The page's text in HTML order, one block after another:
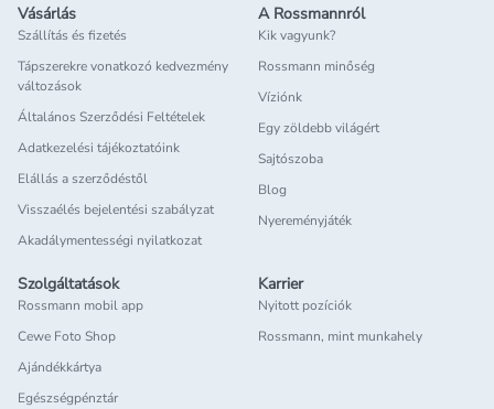
Vásárlás
Szállítás és fizetés
Tápszerekre vonatkozó kedvezmény
változások
Általános Szerződési Feltételek
Adatkezelési tájékoztatóink
Elállás a szerződéstől
Visszaélés bejelentési szabályzat
Akadálymentességi nyilatkozat
A Rossmannról
Kik vagyunk?
Rossmann minőség
Víziónk
Egy zöldebb világért
Sajtószoba
Blog
Nyereményjáték
Szolgáltatások
Rossmann mobil app
Cewe Foto Shop
Ajándékkártya
Egészségpénztár
Karrier
Nyitott pozíciók
Rossmann, mint munkahely